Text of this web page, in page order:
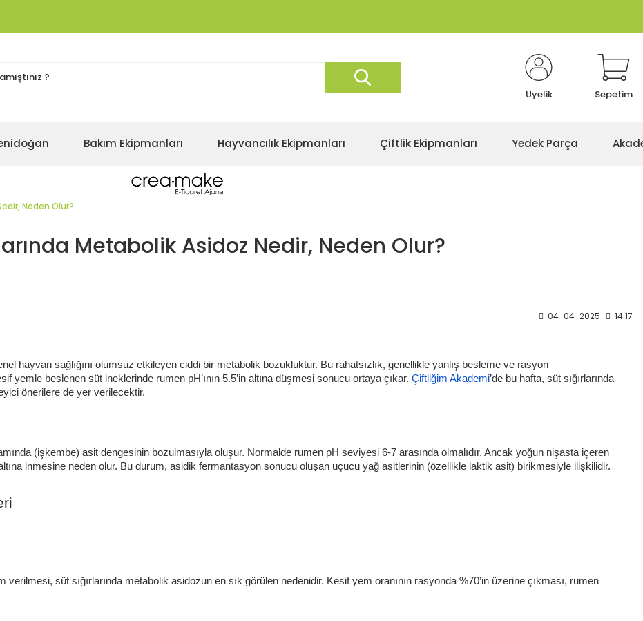
Üyelik Sepetim
Bakım Ekipmanları Hayvancılık Ekipmanları Çiftlik Ekipmanları Yedek Parça
Neden Olur?
Metabolik Asidoz Nedir, Neden Olur?
04-04-2025 14:17
hayvan sağlığını olumsuz etkileyen ciddi bir metabolik bozukluktur. Bu rahatsızlık, genellikle yanlış besleme ve rasyon
beslenen süt ineklerinde rumen pH’ının 5.5’in altına düşmesi sonucu ortaya çıkar. Çiftliğim Akademi’de bu hafta, süt sığırlarında
önerilere de yer verilecektir.
(işkembe) asit dengesinin bozulmasıyla oluşur. Normalde rumen pH seviyesi 6-7 arasında olmalıdır. Ancak yoğun nişasta içeren
inmesine neden olur. Bu durum, asidik fermantasyon sonucu oluşan uçucu yağ asitlerinin (özellikle laktik asit) birikmesiyle ilişkilidir.
süt sığırlarında metabolik asidozun en sık görülen nedenidir. Kesif yem oranının rasyonda %70’in üzerine çıkması, rumen